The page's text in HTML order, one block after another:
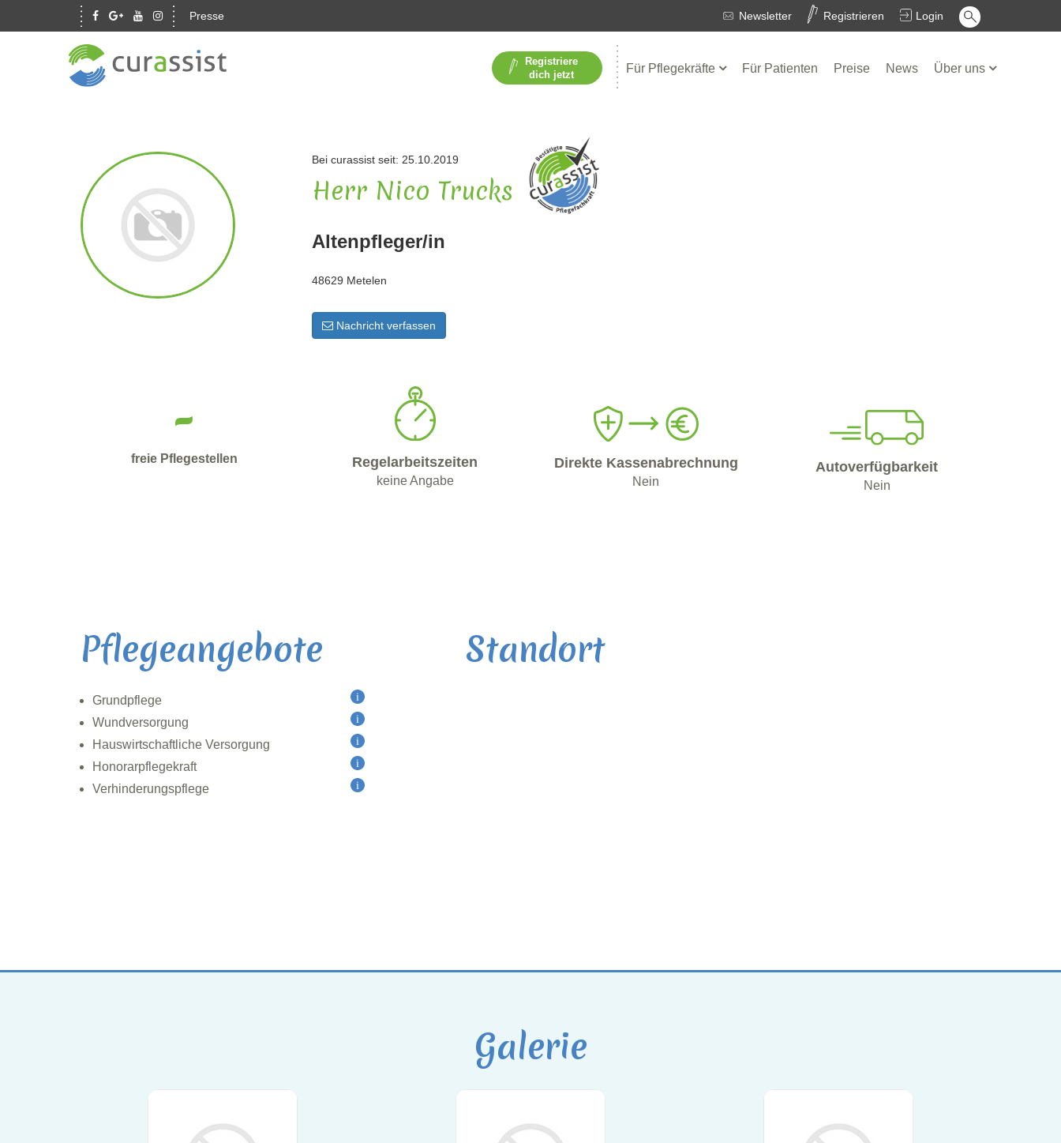
Presse Login
Registrieren
Newsletter
Für Pflegekräfte Für Patienten Preise News Über uns
Registriere
dich jetzt
Bei curassist seit: 25.10.2019
Herr Nico Trucks
Altenpfleger/in
48629 Metelen
Nachricht verfassen
-
freie Pflegestellen Regelarbeitszeiten
keine Angabe
Direkte Kassenabrechnung
Nein
Autoverfügbarkeit
Nein
Pflegeangebote
Grundpflege
Wundversorgung
Hauswirtschaftliche Versorgung
Honorarpflegekraft
Verhinderungspflege
Standort
Galerie